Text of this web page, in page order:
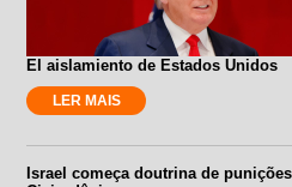
El aislamiento de Estados Unidos
LER MAIS
Israel começa doutrina de